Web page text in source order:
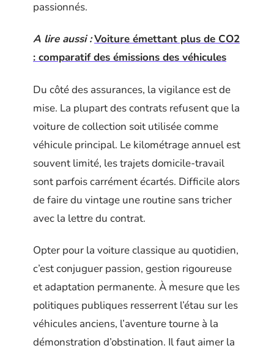
passionnés.
A lire aussi :Voiture émettant plus de CO2
: comparatif des émissions des véhicules
Du côté des assurances, la vigilance est de
mise. La plupart des contrats refusent que la
voiture de collection soit utilisée comme
véhicule principal. Le kilométrage annuel est
souvent limité, les trajets domicile-travail
sont parfois carrément écartés. Difficile alors
de faire du vintage une routine sans tricher
avec la lettre du contrat.
Opter pour la voiture classique au quotidien,
c’est conjuguer passion, gestion rigoureuse
et adaptation permanente. À mesure que les
politiques publiques resserrent l’étau sur les
véhicules anciens, l’aventure tourne à la
démonstration d’obstination. Il faut aimer la